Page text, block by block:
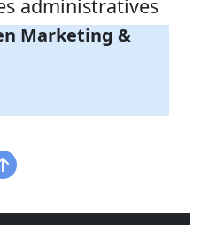
administratives
Marketing &